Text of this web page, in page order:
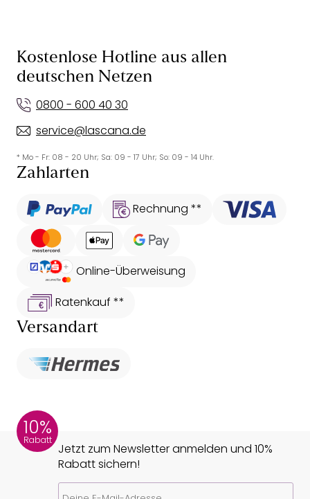
Kostenlose Hotline aus allen
deutschen Netzen
0800 - 600 40 30
service@lascana.de
* Mo - Fr: 08 - 20 Uhr; Sa: 09 - 17 Uhr; So: 09 - 14 Uhr.
Zahlarten
Rechnung **
Online-Überweisung
Ratenkauf **
Versandart
10%
Rabatt
Jetzt zum Newsletter anmelden und 10%
Rabatt sichern!